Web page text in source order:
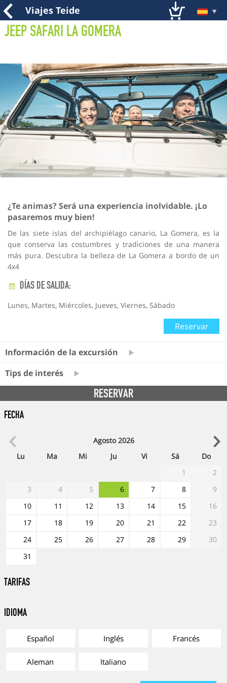
Viajes Teide
Jeep Safari La Gomera
¿Te animas? Será una experiencia inolvidable. ¡Lo
pasaremos muy bien!
De las siete islas del archipiélago canario, La Gomera, es la
que conserva las costumbres y tradiciones de una manera
más pura. Descubra la belleza de La Gomera a bordo de un
4x4
DÍAS DE SALIDA:
Lunes, Martes, Miércoles, Jueves, Viernes, Sábado
Reservar
Información de la excursión
Tips de interés
RESERVAR
Fecha
Agosto 2026
Lu
Ma Mi Ju Vi Sá
Do
1
2
3
4 5 6 7 8
9
10
11 12 13 14 15
16
17
18 19 20 21 22
23
24
25 26 27 28 29
30
31
TARIFAS
Idioma
Español Inglés Francés
Aleman Italiano